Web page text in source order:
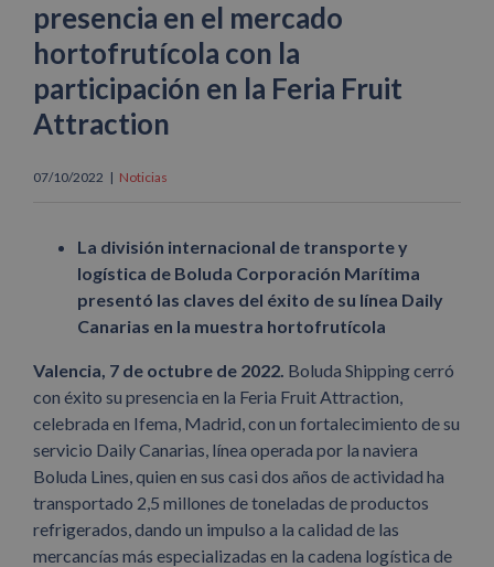
presencia en el mercado
hortofrutícola con la
participación en la Feria Fruit
Attraction
07/10/2022 | Noticias
La división internacional de transporte y
logística de Boluda Corporación Marítima
presentó las claves del éxito de su línea Daily
Canarias en la muestra hortofrutícola
Valencia, 7 de octubre de 2022. Boluda Shipping cerró
con éxito su presencia en la Feria Fruit Attraction,
celebrada en Ifema, Madrid, con un fortalecimiento de su
servicio Daily Canarias, línea operada por la naviera
Boluda Lines, quien en sus casi dos años de actividad ha
transportado 2,5 millones de toneladas de productos
refrigerados, dando un impulso a la calidad de las
mercancías más especializadas en la cadena logística de